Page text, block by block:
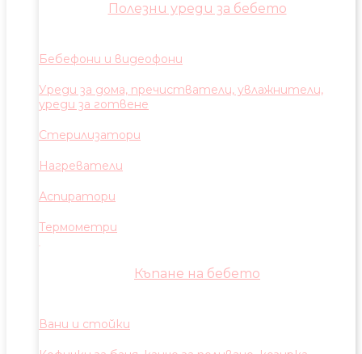
Полезни уреди за бебето
Бебефони и видеофони
Уреди за дома, пречистватели, увлажнители,
уреди за готвене
Стерилизатори
Нагреватели
Аспиратори
Термометри
Къпане на бебето
Вани и стойки